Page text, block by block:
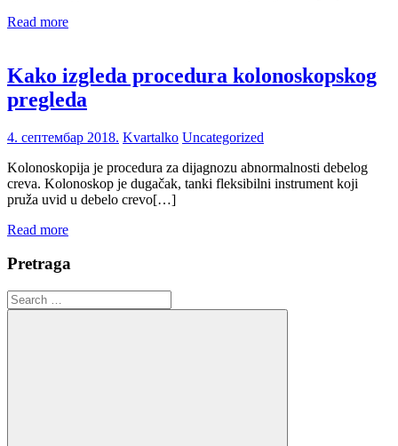
Read more
Kako izgleda procedura kolonoskopskog
pregleda
4. септембар 2018. Kvartalko Uncategorized
Kolonoskopija je procedura za dijagnozu abnormalnosti debelog
creva. Kolonoskop je dugačak, tanki fleksibilni instrument koji
pruža uvid u debelo crevo[…]
Read more
Pretraga
Search
for: